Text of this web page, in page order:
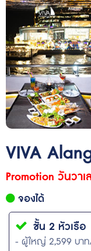
VIVA
Promotion วันวาเ
จองได้
ชั้น 2 หัวเรือ
- ผู้ใหญ่ 2,599 บา